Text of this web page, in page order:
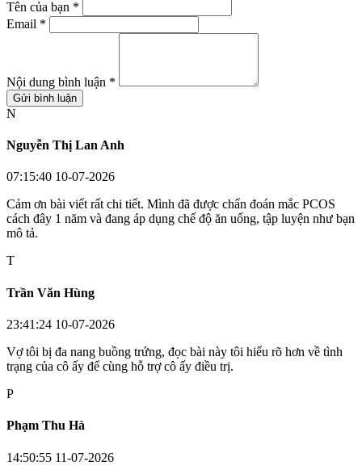
Tên của bạn *
Email *
Nội dung bình luận *
Gửi bình luận
N
Nguyễn Thị Lan Anh
07:15:40 10-07-2026
Cảm ơn bài viết rất chi tiết. Mình đã được chẩn đoán mắc PCOS
cách đây 1 năm và đang áp dụng chế độ ăn uống, tập luyện như bạn
mô tả.
T
Trần Văn Hùng
23:41:24 10-07-2026
Vợ tôi bị đa nang buồng trứng, đọc bài này tôi hiểu rõ hơn về tình
trạng của cô ấy để cùng hỗ trợ cô ấy điều trị.
P
Phạm Thu Hà
14:50:55 11-07-2026